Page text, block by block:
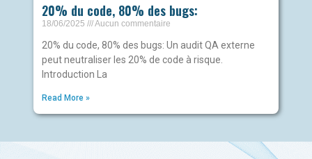
20% du code, 80% des bugs:
18/06/2025 Aucun commentaire
20% du code, 80% des bugs: Un audit QA externe
peut neutraliser les 20% de code à risque.
Introduction La
Read More »